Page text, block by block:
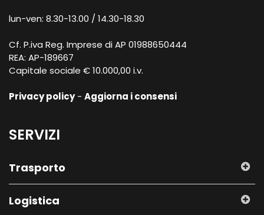
lun-ven: 8.30-13.00 / 14.30-18.30
Cf. P.iva Reg. Imprese di AP 01988650444
REA: AP-189667
Capitale sociale € 10.000,00 i.v.
Privacy policy- Aggiorna i consensi
SERVIZI
Trasporto
Logistica